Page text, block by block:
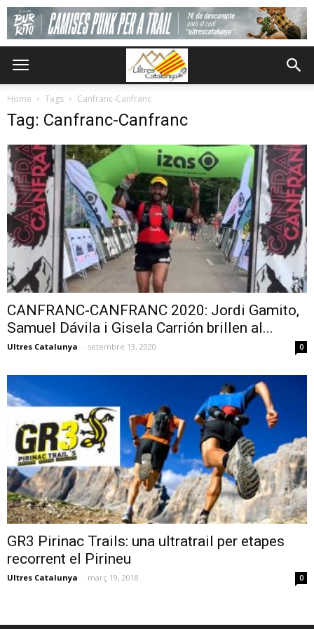
Home Tags Canfranc-Canfranc
Tag: Canfranc-Canfranc
CANFRANC-CANFRANC 2020: Jordi Gamito,
Samuel Dávila i Gisela Carrión brillen al...
Ultres Catalunya - setembre 13, 2020 0
GR3 Pirinac Trails: una ultratrail per etapes
recorrent el Pirineu
Ultres Catalunya - març 19, 2018 0